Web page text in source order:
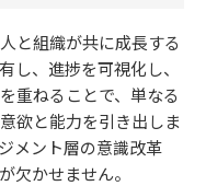
と組織が共に成長する
し、進捗を可視化し、
重ねることで、単なる
欲と能力を引き出しま
メント層の意識改革
欠かせません。